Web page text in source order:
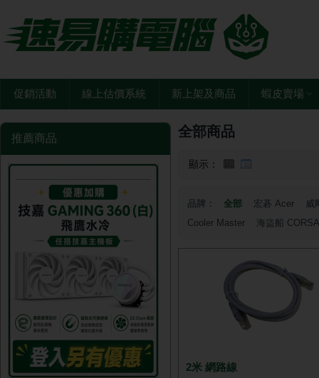
促銷活動 線上估價系統 新上架及商品 蝦皮賣場
推薦商品 全部商品
顯示：
品牌： 全部 宏碁 Acer
威
Cooler Master
海盜船
2米 網路線